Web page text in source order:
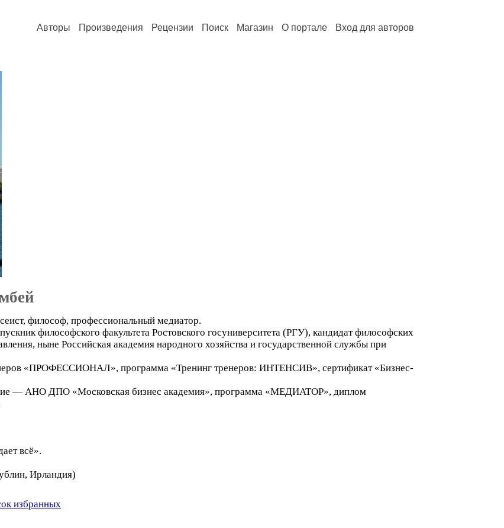
Авторы Произведения Рецензии Поиск Магазин О портале Вход для авторов
философ, профессиональный медиатор.
философского факультета Ростовского госуниверситета (РГУ), кандидат философских
ныне Российская академия народного хозяйства и государственной службы при
«ПРОФЕССИОНАЛ», программа «Тренинг тренеров: ИНТЕНСИВ», сертификат «Бизнес-
— АНО ДПО «Московская бизнес академия», программа «МЕДИАТОР», диплом
всё».
Ирландия)
избранных